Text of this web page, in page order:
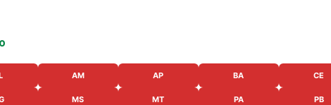
AM AP BA CE
MS MT PA PB